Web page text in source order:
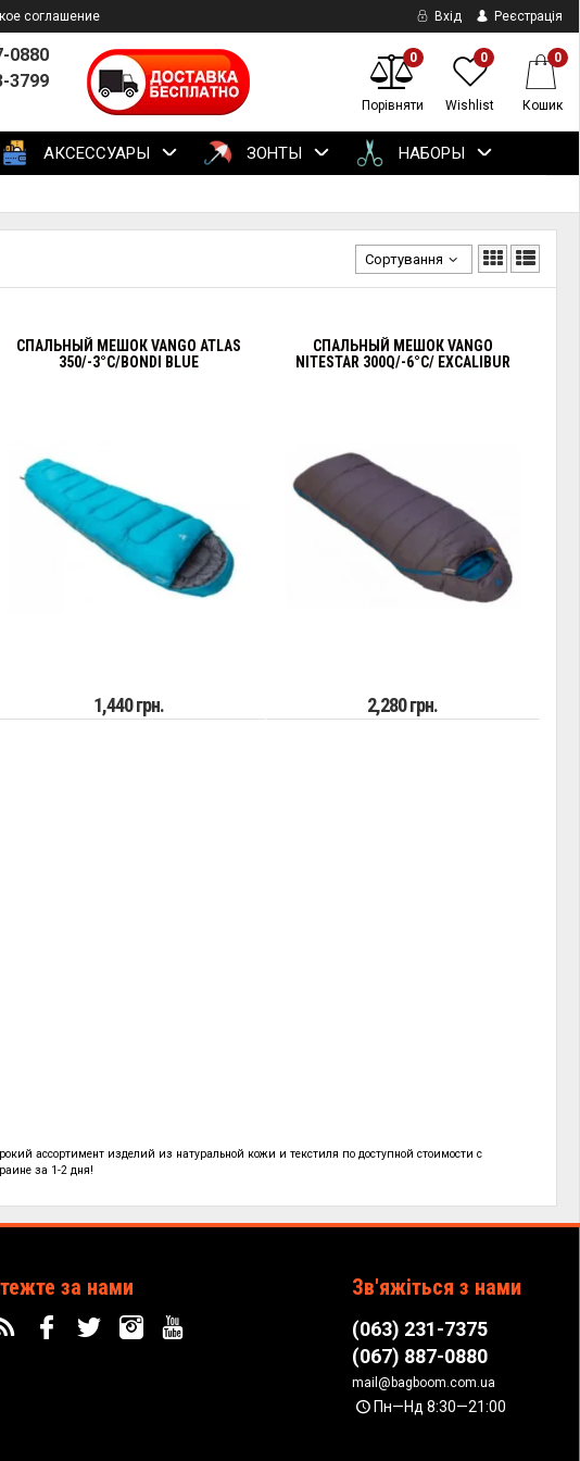
соглашение Вхід Реєстрація
0880
3799
0
Порівняти
0
Wishlist
0
Кошик
АКСЕССУАРЫ ЗОНТЫ НАБОРЫ
Сортування
СПАЛЬНЫЙ МЕШОК VANGO ATLAS
350/-3°C/BONDI BLUE
1,440 грн.
СПАЛЬНЫЙ МЕШОК VANGO
NITESTAR 300Q/-6°C/ EXCALIBUR
2,280 грн.
ассортимент изделий из натуральной кожи и текстиля подоступной стоимости с
за 1-2 дня!
за нами Зв'яжіться з нами
(063) 231-7375
(067) 887-0880
mail@bagboom.com.ua
Пн—Нд 8:30—21:00